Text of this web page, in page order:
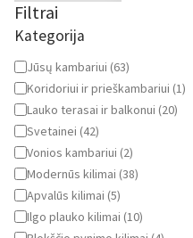
Apie mus
Paskyra
Filtrai
Kategorija
Kategorija
Jūsų kambariui (63)
Koridoriui ir prieškambariui (1)
Lauko terasai ir balkonui (20)
Svetainei (42)
Vonios kambariui (2)
Modernūs kilimai (38)
Apvalūs kilimai (5)
Ilgo plauko kilimai (10)